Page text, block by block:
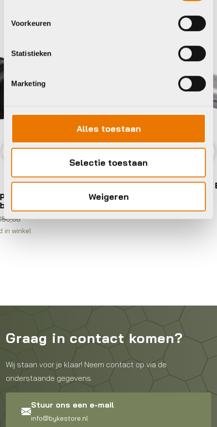
Voorkeuren
Statistieken
Marketing
Alles toestaan
Selectie toestaan
Weigeren
Trapassen
Kinex TRAPASSET BSA 107
Op voorraad in winkel
Graag in contact komen?
Wij staan voor je klaar! Neem contact op via de
onderstaande gegevens.
Stuur ons een e-mail
info@bykestore.nl